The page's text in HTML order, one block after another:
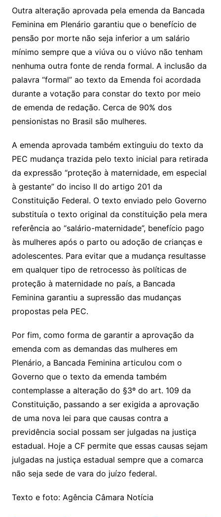
Outra alteração aprovada pela emenda da Bancada
Feminina em Plenário garantiu que o benefício de
pensão por morte não seja inferior a um salário
mínimo sempre que a viúva ou o viúvo não tenham
nenhuma outra fonte de renda formal. A inclusão da
palavra “formal” ao texto da Emenda foi acordada
durante a votação para constar do texto por meio
de emenda de redação. Cerca de 90% dos
pensionistas no Brasil são mulheres.
A emenda aprovada também extinguiu do texto da
PEC mudança trazida pelo texto inicial para retirada
da expressão “proteção à maternidade, em especial
à gestante” do inciso II do artigo 201 da
Constituição Federal. O texto enviado pelo Governo
substituía o texto original da constituição pela mera
referência ao “salário-maternidade”, benefício pago
às mulheres após o parto ou adoção de crianças e
adolescentes. Para evitar que a mudança resultasse
em qualquer tipo de retrocesso às políticas de
proteção à maternidade no país, a Bancada
Feminina garantiu a supressão das mudanças
propostas pela PEC.
Por fim, como forma de garantir a aprovação da
emenda com as demandas das mulheres em
Plenário, a Bancada Feminina articulou com o
Governo que o texto da emenda também
contemplasse a alteração do §3º do art. 109 da
Constituição, passando a ser exigida a aprovação
de uma nova lei para que causas contra a
previdência social possam ser julgadas na justiça
estadual. Hoje a CF permite que essas causas sejam
julgadas na justiça estadual sempre que a comarca
não seja sede de vara do juízo federal.
Texto e foto: Agência Câmara Notícia